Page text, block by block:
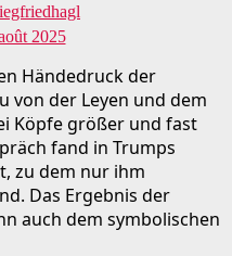
2025
Händedruck der
von der Leyen und dem
Köpfe größer und fast
fand in Trumps
zu dem nur ihm
Das Ergebnis der
auch dem symbolischen